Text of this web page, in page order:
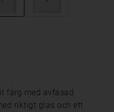
färg med avfasad
riktigt glas och ett